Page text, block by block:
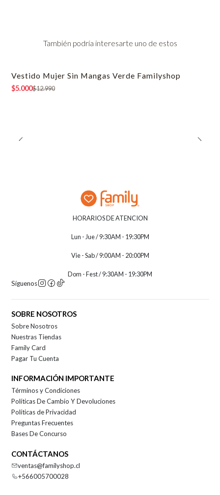
También podría interesarte uno de estos
-62% OFF
Vestido Mujer Sin Mangas Verde Familyshop
$5.000$12.990
HORARIOS DE ATENCION
Lun - Jue / 9:30AM - 19:30PM
Vie - Sab / 9:00AM - 20:00PM
Dom - Fest / 9:30AM - 19:30PM
Síguenos
SOBRE NOSOTROS
Sobre Nosotros
Nuestras Tiendas
Family Card
Pagar Tu Cuenta
INFORMACIÓN IMPORTANTE
Términos y Condiciones
Políticas De Cambio Y Devoluciones
Políticas de Privacidad
Preguntas Frecuentes
Bases De Concurso
CONTÁCTANOS
ventas@familyshop.cl
+566005700028